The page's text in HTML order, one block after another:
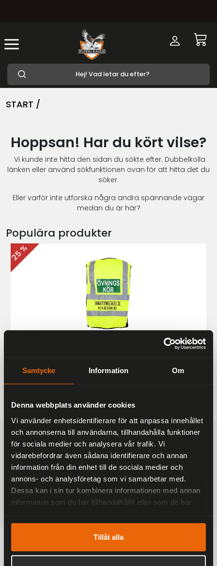
Samtycke Information Om
Denna webbplats använder cookies
Vi använder enhetsidentifierare för att anpassa innehållet
och annonserna till användarna, tillhandahålla funktioner
för sociala medier och analysera vår trafik. Vi
vidarebefordrar även sådana identifierare och annan
information från din enhet till de sociala medier och
annons- och analysföretag som vi samarbetar med.
Dessa kan i sin tur kombinera informationen med annan
information som du har tillhandahållit eller som de har
Tillåt alla
START /
Hoppsan! Har du kört vilse?
Vi kunde inte hitta den sidan du sökte efter. Dubbelkolla
länken eller använd sökfunktionen ovan för att hitta det du
söker.
Eller varför inte utforska några andra spännande vägar
medan du är här?
Populära produkter
25 %
187 kr
249 kr
FRAKTFRITT
På alla ordrar över 2000 kr
1-3 DAGAR LEVERANS
Inom Sverige med DHL
SÄKRA BETALNINGAR
Betalkort, Klarna eller Swish